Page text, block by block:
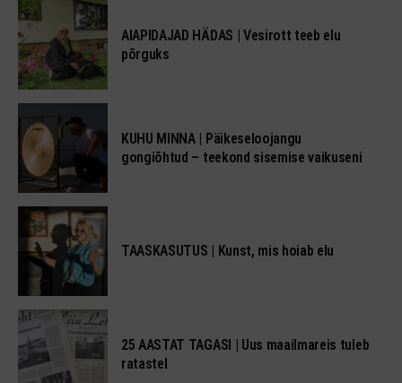
AIAPIDAJAD HÄDAS | Vesirott teeb elu
põrguks
KUHU MINNA | Päikeseloojangu
gongiõhtud – teekond sisemise vaikuseni
TAASKASUTUS | Kunst, mis hoiab elu
25 AASTAT TAGASI | Uus maailmareis tuleb
ratastel